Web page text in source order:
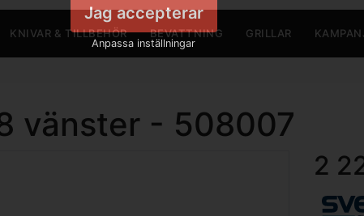
KNIVAR & TILLBEHÖR BEVATTNING GRILLAR
vänster - 508007
2
Jag accepterar
Anpassa inställningar